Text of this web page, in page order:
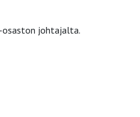
osaston johtajalta.